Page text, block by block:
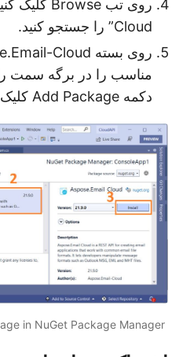
Cloud” را جستجو کنید.
مناسب را در برگه سمت
دکمه Add Package کلیک کنید.
in NuGet Package Manager.